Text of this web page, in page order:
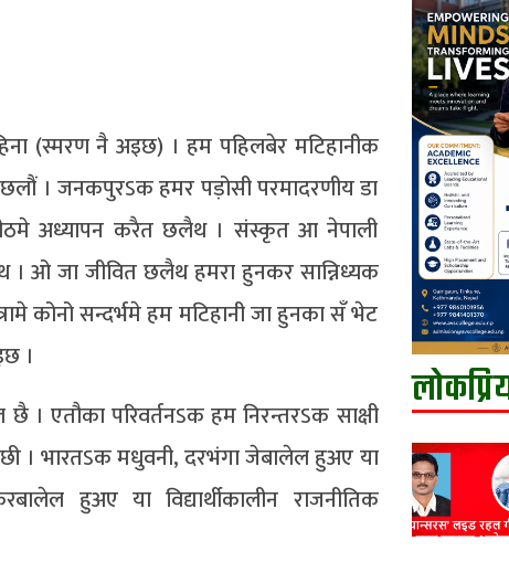
(स्मरण नै अइछ) । हम पहिलबेर मटिहानीक
। जनकपुरऽक हमर पड़ोसी परमादरणीय डा
अध्यापन करैत छलैथ । संस्कृत आ नेपाली
। ओ जा जीवित छलैथ हमरा हुनकर सान्निध्यक
कोनो सन्दर्भमे हम मटिहानी जा हुनका सँ भेट
।
एतौका परिवर्तनऽक हम निरन्तरऽक साक्षी
। भारतऽक मधुवनी, दरभंगा जेबालेल हुअए या
हुअए या विद्यार्थीकालीन राजनीतिक